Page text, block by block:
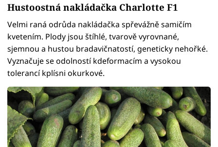
Hustoostná nakládačka Charlotte F1
Velmi raná odrůda nakládačka spřevážně samičím
kvetením. Plody jsou štíhlé, tvarově vyrovnané,
sjemnou a hustou bradavičnatostí, geneticky nehořké.
Vyznačuje se odolností kdeformacím a vysokou
tolerancí kplísni okurkové.